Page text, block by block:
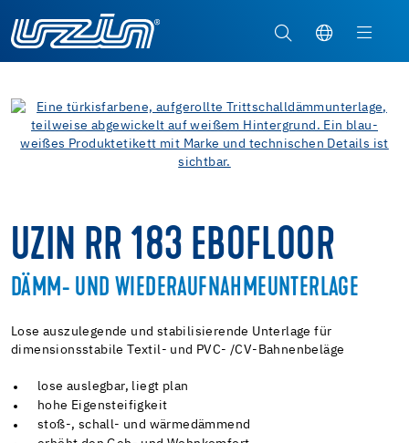
UZIN RR 183 EBOFLOOR
DÄMM- UND WIEDERAUFNAHMEUNTERLAGE
Lose auszulegende und stabilisierende Unterlage für
dimensionsstabile Textil- und PVC- /CV-Bahnenbeläge
lose auslegbar, liegt plan
hohe Eigensteifigkeit
stoß-, schall- und wärmedämmend